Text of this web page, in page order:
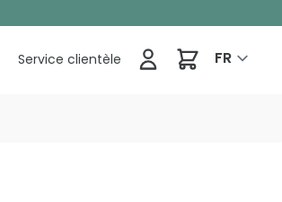
Service clientèle Panier
FR